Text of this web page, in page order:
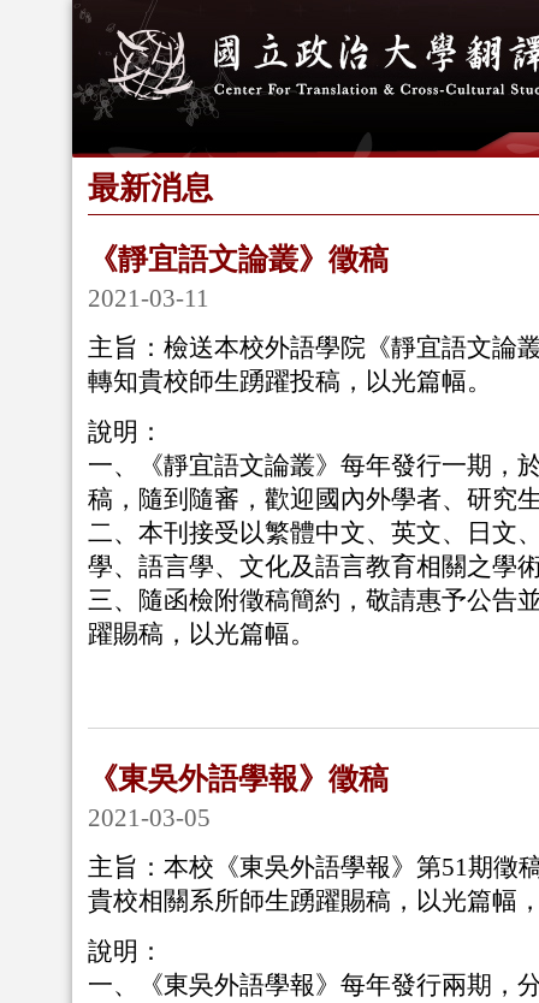
最新消息
《靜宜語文論叢》徵稿
2021-03-11
主旨：檢送本校外語學院《靜宜語文論
轉知貴校師生踴躍投稿，以光篇幅。
說明：
一、《靜宜語文論叢》每年發行一期，
稿，隨到隨審，歡迎國內外學者、研究
二、本刊接受以繁體中文、英文、日文
學、語言學、文化及語言教育相關之學
三、隨函檢附徵稿簡約，敬請惠予公告
躍賜稿，以光篇幅。
《東吳外語學報》徵稿
2021-03-05
主旨：本校《東吳外語學報》第51期徵
貴校相關系所師生踴躍賜稿，以光篇幅
說明：
一、《東吳外語學報》每年發行兩期，